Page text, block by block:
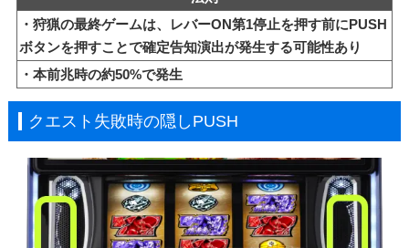
・狩猟の最終ゲームは、レバーON第1停止を押す前にPUSH
ボタンを押すことで確定告知演出が発生する可能性あり
・本前兆時の約50%で発生
クエスト失敗時の隠しPUSH